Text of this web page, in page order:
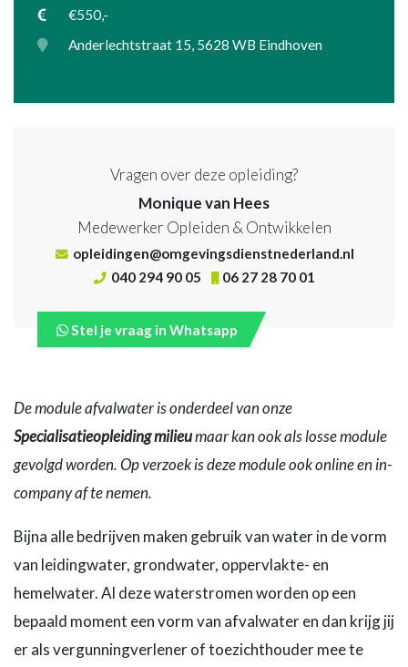
De module afvalwater is onderdeel van onze
Specialisatieopleiding milieumaar kan ook als losse module
gevolgd worden. Op verzoek is deze module ook online en in-
company af te nemen.
Bijna alle bedrijven maken gebruik van water in de vorm
van leidingwater, grondwater, oppervlakte- en
hemelwater. Al deze waterstromen worden op een
bepaald moment een vorm van afvalwater en dan krijg jij
er als vergunningverlener of toezichthouder mee te
€550,-
Anderlechtstraat 15, 5628 WB Eindhoven
Vragen over deze opleiding?
Monique van Hees
Medewerker Opleiden & Ontwikkelen
opleidingen@omgevingsdienstnederland.nl
040 294 90 05
06 27 28 70 01
Stel je vraag in Whatsapp